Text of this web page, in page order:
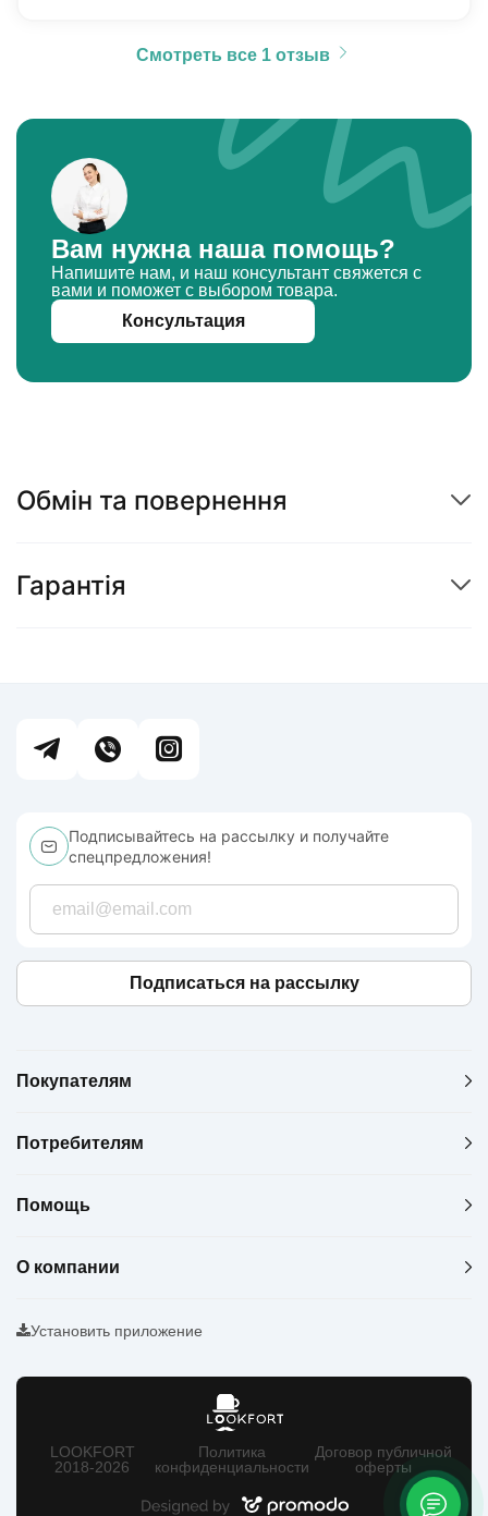
Смотреть все 1 отзыв
Вам нужна наша помощь?
Напишите нам, и наш консультант свяжется с
вами и поможет с выбором товара.
Консультация
Обмін та повернення
Гарантія
Подписывайтесь на рассылку и получайте
спецпредложения!
Подписаться на рассылку
Покупателям
Потребителям
Помощь
О компании
Установить приложение
LOOKFORT
2018-2026
Политика
конфиденциальности
Договор публичной
оферты